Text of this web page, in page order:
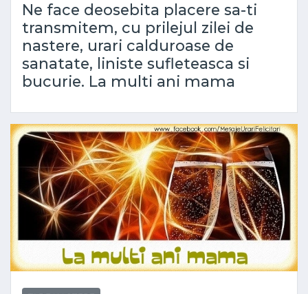
Ne face deosebita placere sa-ti
transmitem, cu prilejul zilei de
nastere, urari calduroase de
sanatate, liniste sufleteasca si
bucurie. La multi ani mama